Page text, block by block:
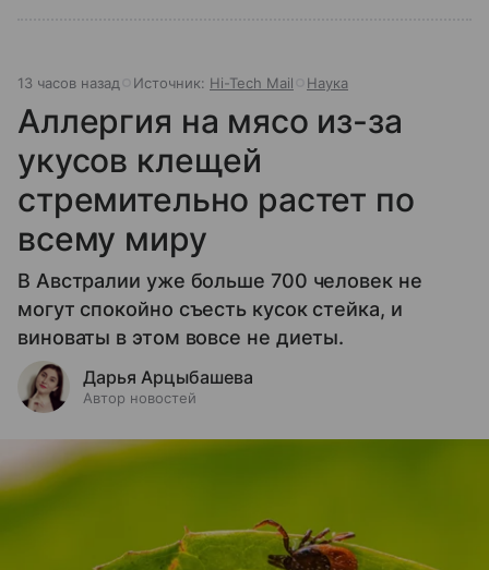
13 часов назад Источник: Hi-Tech Mail Наука
Аллергия на мясо из-за
укусов клещей
стремительно растет по
всему миру
В Австралии уже больше 700 человек не
могут спокойно съесть кусок стейка, и
виноваты в этом вовсе не диеты.
Дарья Арцыбашева
Автор новостей